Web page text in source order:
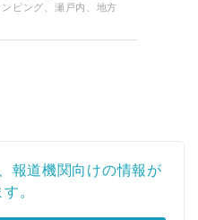
ピング、瀬戸内、地方
報道機関向けの情報が
。